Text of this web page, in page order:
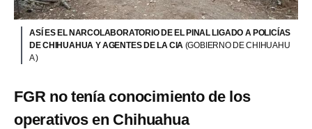
ASÍ ES EL NARCOLABORATORIO DE EL PINAL LIGADO A POLICÍAS
DE CHIHUAHUA Y AGENTES DE LA CIA (GOBIERNO DE CHIHUAHU
A )
FGR no tenía conocimiento de los
operativos en Chihuahua